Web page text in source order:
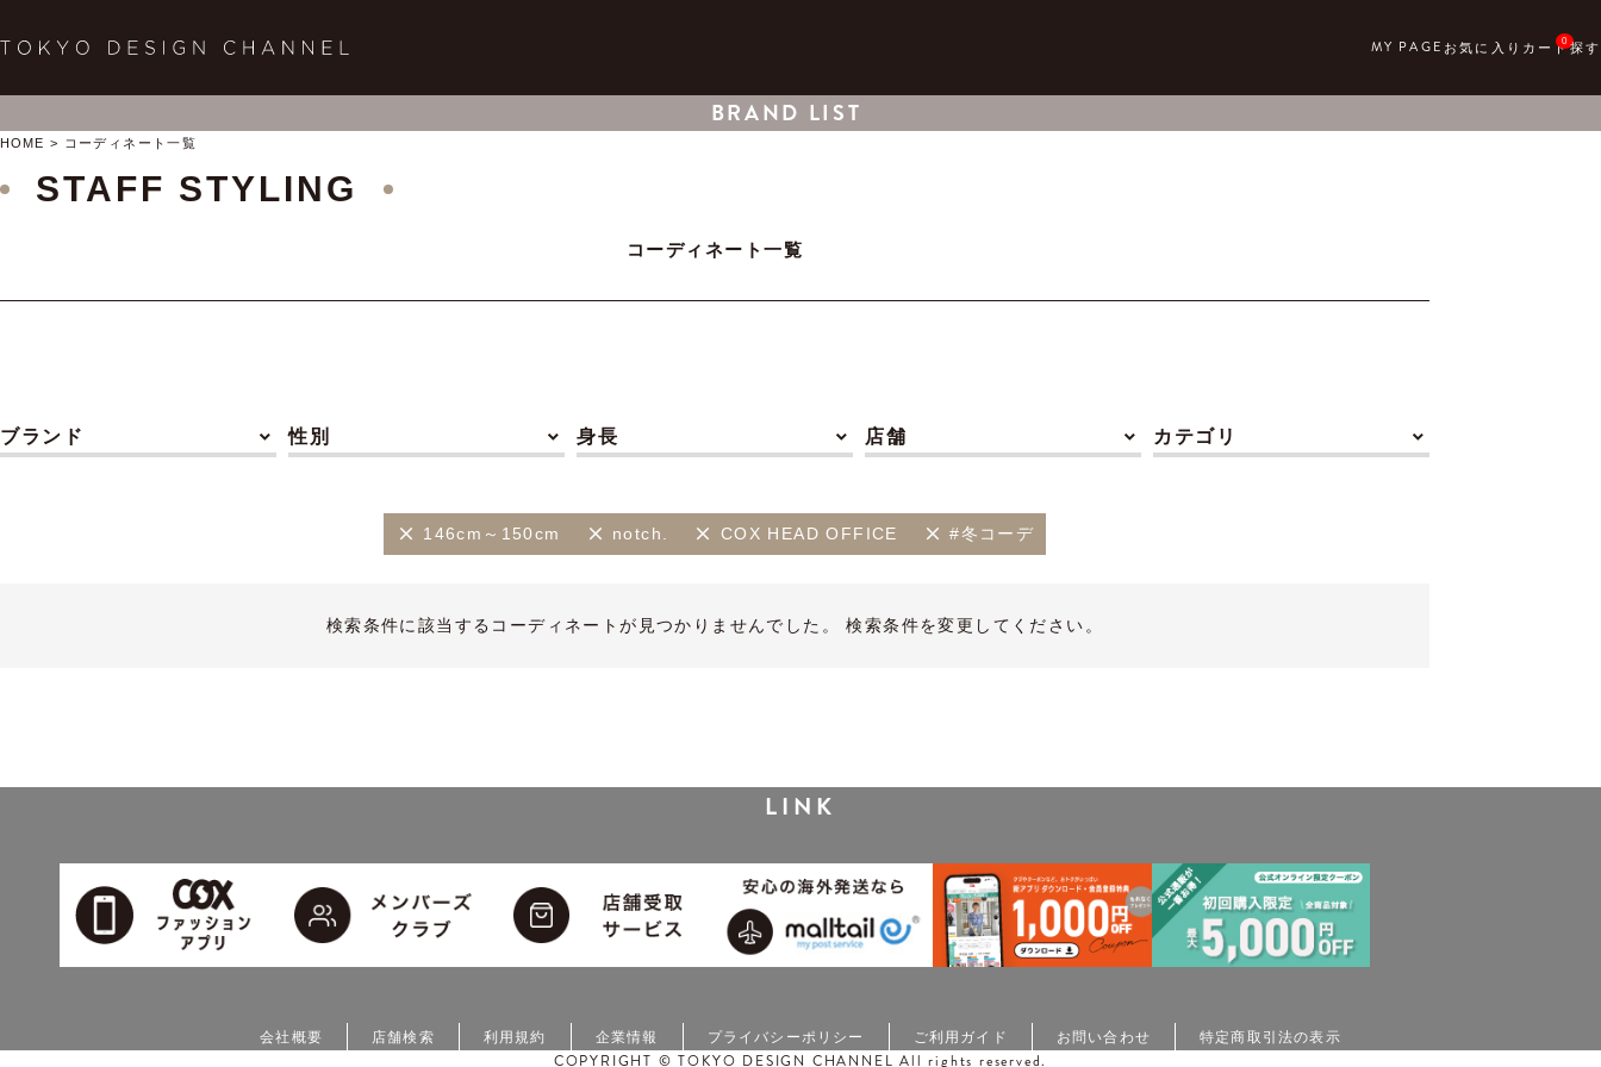
0
BRAND LIST
HOME コーディネート一覧
STAFF STYLING
コーディネート一覧
ブランド 性別 身長 店舗 カテゴリ
146cm～150cm notch. COX HEAD OFFICE #冬コーデ
検索条件に該当するコーディネートが見つかりませんでした。 検索条件を変更してください。
LINK
会社概要 店舗検索 利用規約 企業情報 プライバシーポリシー ご利用ガイド お問い合わせ 特定商取引法の表示
COPYRIGHT © TOKYO DESIGN CHANNEL All rights reserved.